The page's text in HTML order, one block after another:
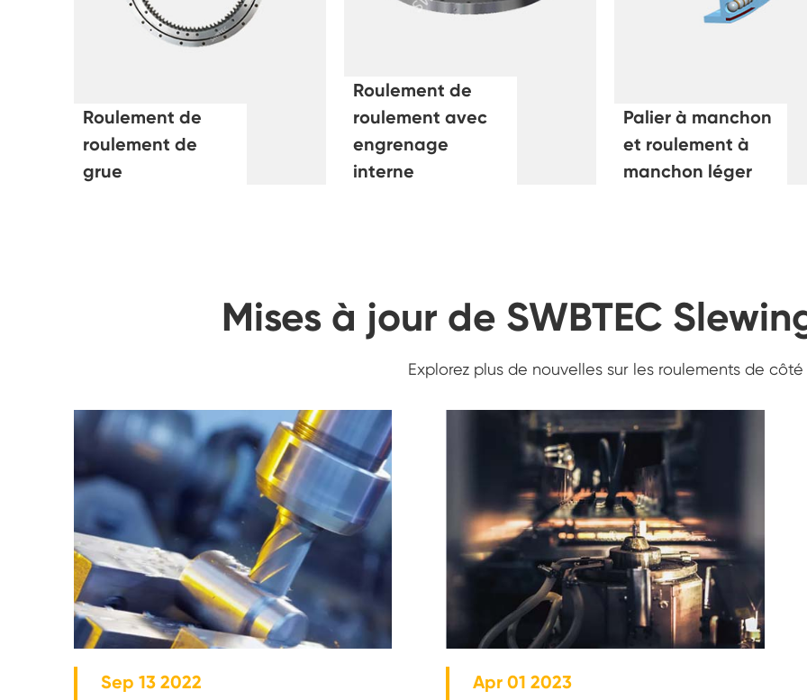
Roulement de
roulement de
grue
Roulement de
roulement avec
engrenage
interne
Palier à manchon
et roulement à
manchon léger
Mises à jour de SWBTEC
Explorez plus de nouvelles sur les roulements de côté
Sep 13 2022 Apr 01 2023